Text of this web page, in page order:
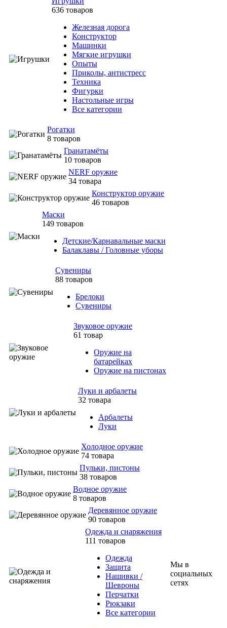
636 товаров
Железная дорога
Конструктор
Машинки
Мягкие игрушки
Опыты
Приколы, антистресс
Техника
Фигурки
Настольные игры
Все категории
Рогатки
8 товаров
Гранатамёты
10 товаров
NERF оружие
34 товара
Конструктор оружие
46 товаров
Маски
149 товаров
Детские/Карнавальные маски
Балаклавы / Головные уборы
Сувениры
88 товаров
Брелоки
Сувениры
Звуковое оружие
61 товар
Оружие на
батарейках
Оружие на пистонах
Луки и арбалеты
32 товара
Арбалеты
Луки
Холодное оружие
74 товара
Пульки, пистоны
38 товаров
Водное оружие
8 товаров
Деревянное оружие
90 товаров
Одежда и снаряжения
111 товаров
Одежда
Защита
Нашивки /
Шевроны
Перчатки
Рюкзаки
Все категории
Мы в
социальных
сетях